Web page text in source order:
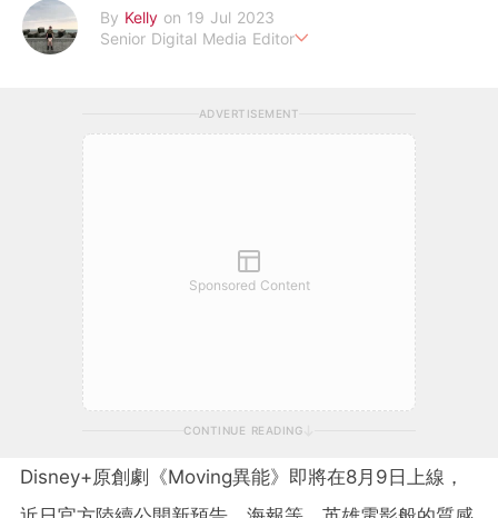
By Kelly on 19 Jul 2023
Senior Digital Media Editor
ADVERTISEMENT
Sponsored Content
CONTINUE READING
Disney+原創劇《Moving異能》即將在8月9日上線，